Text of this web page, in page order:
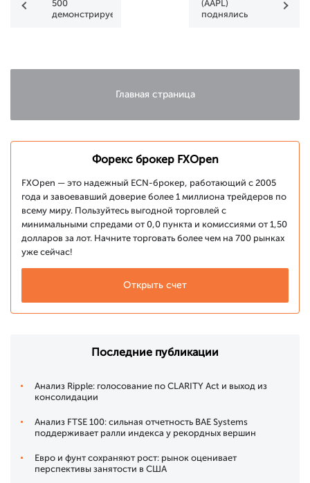
500
демонстрирует
(AAPL)
поднялись
Главная страница
Форекс брокер FXOpen
FXOpen — это надежный ECN-брокер, работающий с 2005
года и завоевавший доверие более 1 миллиона трейдеров по
всему миру. Пользуйтесь выгодной торговлей с
минимальными спредами от 0,0 пункта и комиссиями от 1,50
долларов за лот. Начните торговать более чем на 700 рынках
уже сейчас!
Открыть счет
Последние публикации
Анализ Ripple: голосование по CLARITY Act и выход из
консолидации
Анализ FTSE 100: сильная отчетность BAE Systems
поддерживает ралли индекса у рекордных вершин
Евро и фунт сохраняют рост: рынок оценивает
перспективы занятости в США